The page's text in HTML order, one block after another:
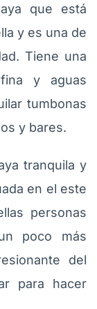
que está
y es una de
Tiene una
y aguas
tumbonas
y bares.
tranquila y
en el este
personas
poco más
del
para hacer